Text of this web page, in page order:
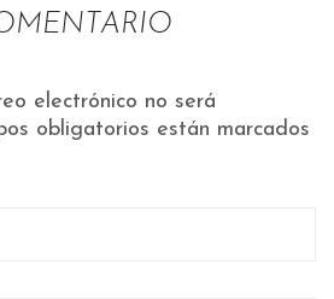
electrónico no será
obligatorios están marcados